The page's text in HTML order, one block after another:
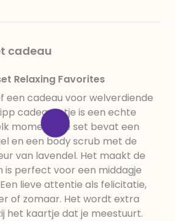
cadeau
Relaxing Favorites
een cadeau voor welverdiende
cadeausetje is een echte
moment. De set bevat een
en een body scrub met de
van lavendel. Het maakt de
is perfect voor een middagje
lieve attentie als felicitatie,
of zomaar. Het wordt extra
het kaartje dat je meestuurt.